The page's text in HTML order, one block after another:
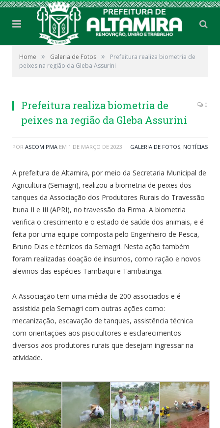
Home » Galeria de Fotos »
Prefeitura realiza biometria de
peixes na região da Gleba Assurini
Prefeitura realiza biometria de
peixes na região da Gleba Assurini
0
POR ASCOM PMA EM 1 DE MARÇO DE 2023 GALERIA DE FOTOS, NOTÍCIAS
A prefeitura de Altamira, por meio da Secretaria Municipal de
Agricultura (Semagri), realizou a biometria de peixes dos
tanques da Associação dos Produtores Rurais do Travessão
Ituna II e III (APRI), no travessão da Firma. A biometria
verifica o crescimento e o estado de saúde dos animais, e é
feita por uma equipe composta pelo Engenheiro de Pesca,
Bruno Dias e técnicos da Semagri. Nesta ação também
foram realizadas doação de insumos, como ração e novos
alevinos das espécies Tambaqui e Tambatinga.
A Associação tem uma média de 200 associados e é
assistida pela Semagri com outras ações como:
mecanização, escavação de tanques, assistência técnica
com orientações aos piscicultores e esclarecimentos
diversos aos produtores rurais que desejam ingressar na
atividade.